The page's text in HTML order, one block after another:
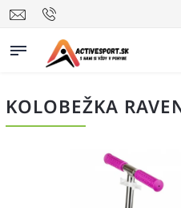
KOLOBEŽKA